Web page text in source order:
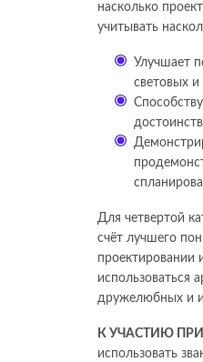
насколько
учитывать
Улучшает
световых и
Для четвертой
счёт лучшего
проектировании
использоваться
дружелюбных и
К УЧАСТИЮ
использовать